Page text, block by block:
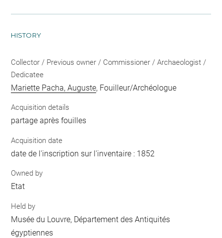
HISTORY
Collector / Previous owner / Commissioner / Archaeologist /
Dedicatee
Mariette Pacha, Auguste, Fouilleur/Archéologue
Acquisition details
partage après fouilles
Acquisition date
date de l'inscription sur l'inventaire : 1852
Owned by
Etat
Held by
Musée du Louvre, Département des Antiquités
égyptiennes